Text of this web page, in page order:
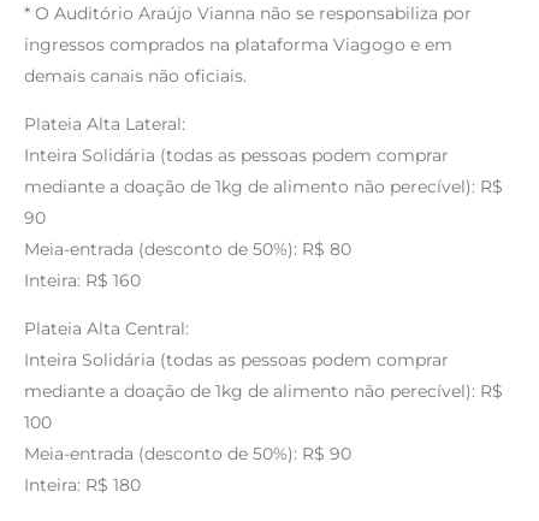
* O Auditório Araújo Vianna não se responsabiliza por
ingressos comprados na plataforma Viagogo e em
demais canais não oficiais.
Plateia Alta Lateral:
Inteira Solidária (todas as pessoas podem comprar
mediante a doação de 1kg de alimento não perecível): R$
90
Meia-entrada (desconto de 50%): R$ 80
Inteira: R$ 160
Plateia Alta Central:
Inteira Solidária (todas as pessoas podem comprar
mediante a doação de 1kg de alimento não perecível): R$
100
Meia-entrada (desconto de 50%): R$ 90
Inteira: R$ 180